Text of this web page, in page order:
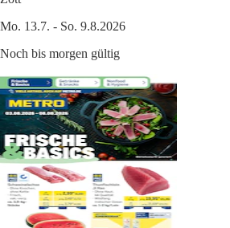
Mo. 13.7. - So. 9.8.2026
Noch bis morgen gültig